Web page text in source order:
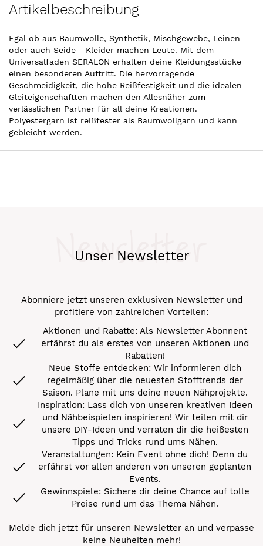
Artikelbeschreibung
Egal ob aus Baumwolle, Synthetik, Mischgewebe, Leinen
oder auch Seide - Kleider machen Leute. Mit dem
Universalfaden SERALON erhalten deine Kleidungsstücke
einen besonderen Auftritt. Die hervorragende
Geschmeidigkeit, die hohe Reißfestigkeit und die idealen
Gleiteigenschaftten machen den Allesnäher zum
verlässlichen Partner für all deine Kreationen.
Polyestergarn ist reißfester als Baumwollgarn und kann
gebleicht werden.
Unser Newsletter
Newsletter
Abonniere jetzt unseren exklusiven Newsletter und
profitiere von zahlreichen Vorteilen:
Aktionen und Rabatte: Als Newsletter Abonnent
erfährst du als erstes von unseren Aktionen und
Rabatten!
Neue Stoffe entdecken: Wir informieren dich
regelmäßig über die neuesten Stofftrends der
Saison. Plane mit uns deine neuen Nähprojekte.
Inspiration: Lass dich von unseren kreativen Ideen
und Nähbeispielen inspirieren! Wir teilen mit dir
unsere DIY-Ideen und verraten dir die heißesten
Tipps und Tricks rund ums Nähen.
Veranstaltungen: Kein Event ohne dich! Denn du
erfährst vor allen anderen von unseren geplanten
Events.
Gewinnspiele: Sichere dir deine Chance auf tolle
Preise rund um das Thema Nähen.
Melde dich jetzt für unseren Newsletter an und verpasse
keine Neuheiten mehr!